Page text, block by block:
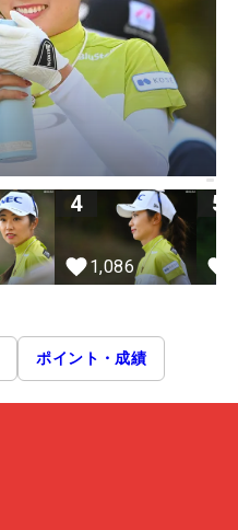
4
1,086
5
ポイント・成績